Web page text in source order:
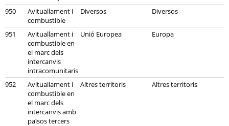
950
Avituallament i
combustible
Diversos Diversos
951
Avituallament i
combustible en
el marc dels
intercanvis
intracomunitaris
Unió Europea Europa
952
Avituallament i
combustible en
el marc dels
intercanvis amb
països tercers
Altres territoris Altres territoris